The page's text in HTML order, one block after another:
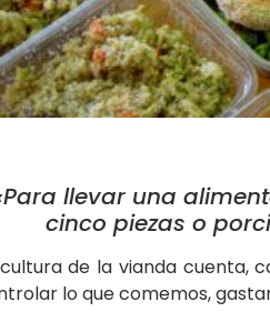
llevar una
cinco piezas o
de la vianda cuenta,
lo que comemos,